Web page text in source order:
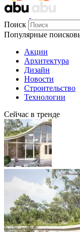
Поиск
Популярные
Акции
Архитектура
Дизайн
Новости
Строительство
Технологии
Сейчас в тренде